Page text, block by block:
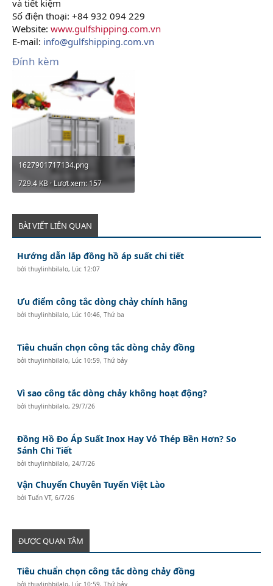
và tiết kiệm
Số điện thoại: +84 932 094 229
Website: www.gulfshipping.com.vn
E-mail: info@gulfshipping.com.vn
Đính kèm
1627901717134.png
729.4 KB · Lượt xem: 157
BÀI VIẾT LIÊN QUAN
Hướng dẫn lắp đồng hồ áp suất chi tiết
bởithuylinhbilalo, Lúc 12:07
Ưu điểm công tắc dòng chảy chính hãng
bởithuylinhbilalo, Lúc 10:46, Thứ ba
Tiêu chuẩn chọn công tắc dòng chảy đồng
bởithuylinhbilalo, Lúc 10:59, Thứ bảy
Vì sao công tắc dòng chảy không hoạt động?
bởithuylinhbilalo,29/7/26
Đồng Hồ Đo Áp Suất Inox Hay Vỏ Thép Bền Hơn? So
Sánh Chi Tiết
bởithuylinhbilalo,24/7/26
Vận Chuyển Chuyên Tuyến Việt Lào
bởiTuấn VT,6/7/26
ĐƯỢC QUAN TÂM
Tiêu chuẩn chọn công tắc dòng chảy đồng
bởithuylinhbilalo, Lúc 10:59, Thứ bảy